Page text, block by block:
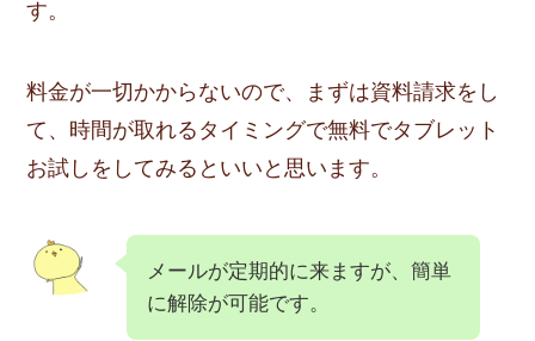
す。
料金が一切かからないので、まずは資料請求をし
て、時間が取れるタイミングで無料でタブレット
お試しをしてみるといいと思います。
メールが定期的に来ますが、簡単
に解除が可能です。